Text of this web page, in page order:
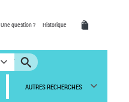
Une question ? Historique
AUTRES RECHERCHES